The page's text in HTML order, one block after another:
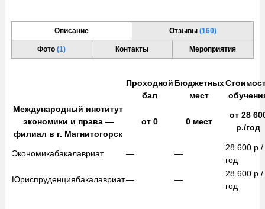
Описание Отзывы (160)
Фото(1) Контакты Мероприятия
Проходной
бал
Бюджетных
мест
Международный институт
экономики и права —
филиал в г. Магнитогорск
от0 0 мест
от28
р./год
Экономикабакалавриат — —
28 600 р./
год
Юриспруденциябакалавриат— —
28 600 р./
год